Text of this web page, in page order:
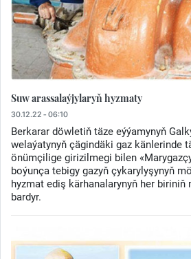
Suw arassalaýjylaryň hyzmaty
30.12.22 - 06:10
Berkarar döwletiň täze eýýamynyň
welaýatynyň çägindäki gaz känlerinde
önümçilige girizilmegi bilen
boýunça tebigy gazyň çykarylyşynyň
hyzmat ediş kärhanalarynyň her biriniň
bardyr.